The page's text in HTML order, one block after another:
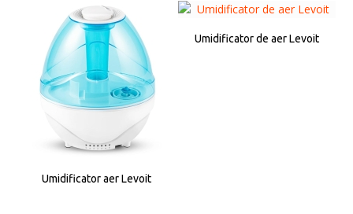
Umidificator aer Levoit
Umidificator de aer Levoit